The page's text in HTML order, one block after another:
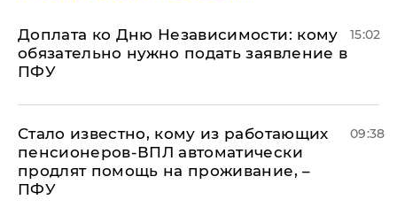
Доплата ко Дню Независимости: кому
обязательно нужно подать заявление в
ПФУ
15:02
Стало известно, кому из работающих
пенсионеров-ВПЛ автоматически
продлят помощь на проживание, –
ПФУ
09:38